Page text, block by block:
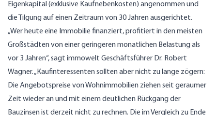
Eigenkapital (exklusive Kaufnebenkosten) angenommen und
die Tilgung auf einen Zeitraum von 30 Jahren ausgerichtet.
„Wer heute eine Immobilie finanziert, profitiert in den meisten
Großstädten von einer geringeren monatlichen Belastung als
vor 3 Jahren“, sagt immowelt Geschäftsführer Dr. Robert
Wagner. „Kaufinteressenten sollten aber nicht zu lange zögern:
Die Angebotspreise von Wohnimmobilien ziehen seit geraumer
Zeit wieder an und mit einem deutlichen Rückgang der
Bauzinsen ist derzeit nicht zu rechnen. Die im Vergleich zu Ende